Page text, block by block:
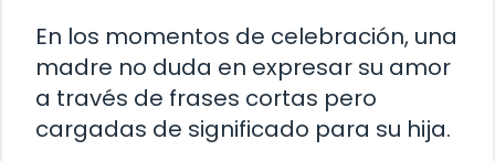
En los momentos de celebración, una
madre no duda en expresar su amor
a través de frases cortas pero
cargadas de significado para su hija.